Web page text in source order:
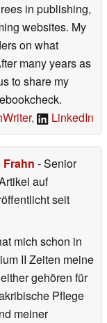
in publishing,
websites. My
on what
many years as
to share my
, LinkedIn
Frahn - Senior
auf
seit
mich schon in
II Zeiten meine
gehören für
Pflege
meiner